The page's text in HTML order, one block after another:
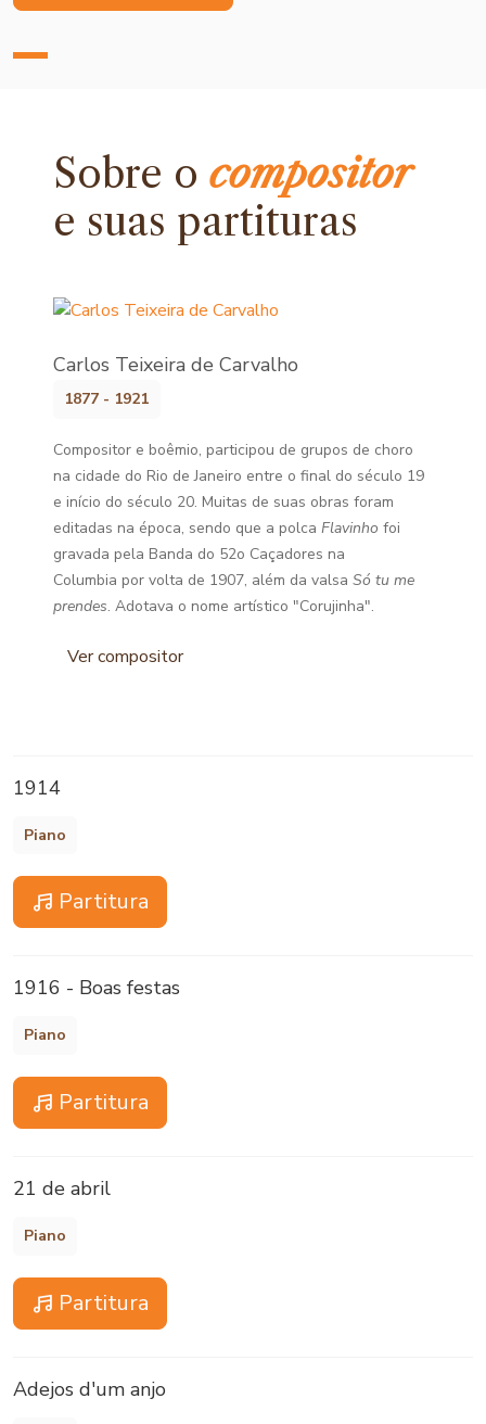
Sobre ocompositor
e suas partituras
Carlos Teixeira de Carvalho
1877 - 1921
Compositor e boêmio, participou de grupos de choro
na cidade do Rio de Janeiro entre o final do século 19
e início do século 20. Muitas de suas obras foram
editadas na época, sendo que a polcaFlavinho foi
gravada pela Banda do 52o Caçadores na
Columbia por volta de 1907, além da valsaSó tu me
prendes. Adotava o nome artístico "Corujinha".
Ver compositor
1914
Piano
Partitura
1916 - Boas festas
Piano
Partitura
21 de abril
Piano
Partitura
Adejos d'um anjo